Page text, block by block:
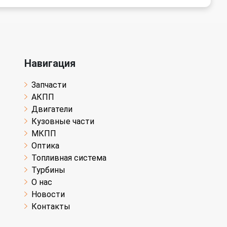
Навигация
Запчасти
АКПП
Двигатели
Кузовные части
МКПП
Оптика
Топливная система
Турбины
О нас
Новости
Контакты